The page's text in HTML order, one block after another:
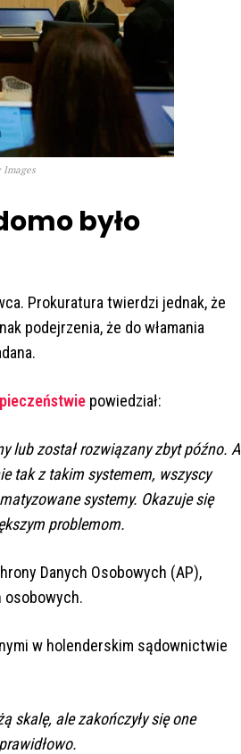
Images
było
Prokuratura twierdzi jednak, że
podejrzenia, że do włamania
powiedział:
lub został rozwiązany zbyt późno. A
tak z takim systemem, wszyscy
systemy. Okazuje się
problemom.
Danych Osobowych (AP),
osobowych.
w holenderskim sądownictwie
skalę, ale zakończyły się one